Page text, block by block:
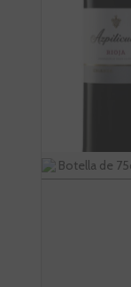
Botella de